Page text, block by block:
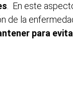
En este
de la
para